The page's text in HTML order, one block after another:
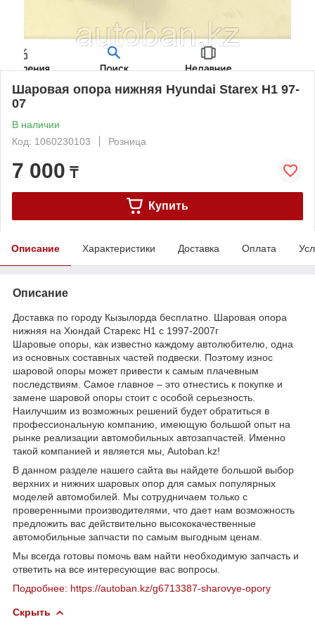
Шаровая опора нижняя Hyundai Starex H1 97-
07
В наличии
Код: 1060230103
Розница
7 000 ₸
Купить
Описание Характеристики Доставка Оплата
Описание
Доставка по городу Кызылорда бесплатно. Шаровая опора
нижняя на Хюндай Старекс Н1 с 1997-2007г
Шаровые опоры, как известно каждому автолюбителю, одна
из основных составных частей подвески. Поэтому износ
шаровой опоры может привести к самым плачевным
последствиям. Самое главное – это отнестись к покупке и
замене шаровой опоры стоит с особой серьезность.
Наилучшим из возможных решений будет обратиться в
профессиональную компанию, имеющую большой опыт на
рынке реализации автомобильных автозапчастей. Именно
такой компанией и является мы, Autoban.kz!
В данном разделе нашего сайта вы найдете большой выбор
верхних и нижних шаровых опор для самых популярных
моделей автомобилей. Мы сотрудничаем только с
проверенными производителями, что дает нам возможность
предложить вас действительно высококачественные
автомобильные запчасти по самым выгодным ценам.
Мы всегда готовы помочь вам найти необходимую запчасть и
ответить на все интересующие вас вопросы.
Подробнее: https://autoban.kz/g6713387-sharovye-opory
Скрыть